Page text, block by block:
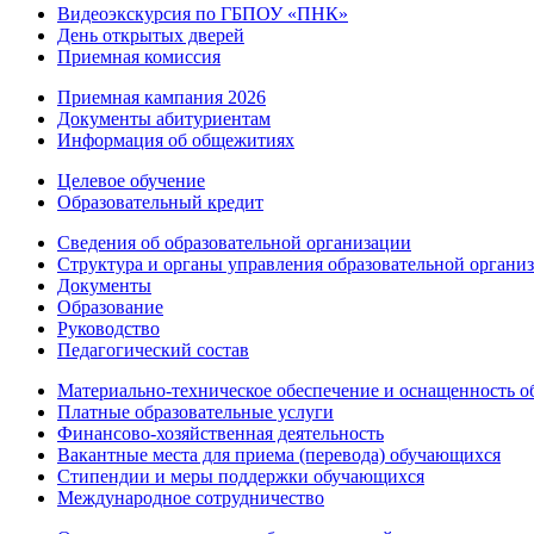
Видеоэкскурсия по ГБПОУ «ПНК»
День открытых дверей
Приемная комиссия
Приемная кампания 2026
Дoкументы абитуриентам
Информация об общежитиях
Целевое обучение
Образовательный кредит
Сведения об образовательной организации
Структура и органы управления образовательной
Документы
Образование
Руководство
Педагогический состав
Материально-техническое обеспечение и оснащенность
Платные образовательные услуги
Финансово-хозяйственная деятельность
Вакантные места для приема (перевода) обучающихся
Стипендии и меры поддержки обучающихся
Международное сотрудничество